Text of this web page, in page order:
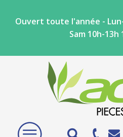
Ouvert toute l'année -
Sam 10h-13h